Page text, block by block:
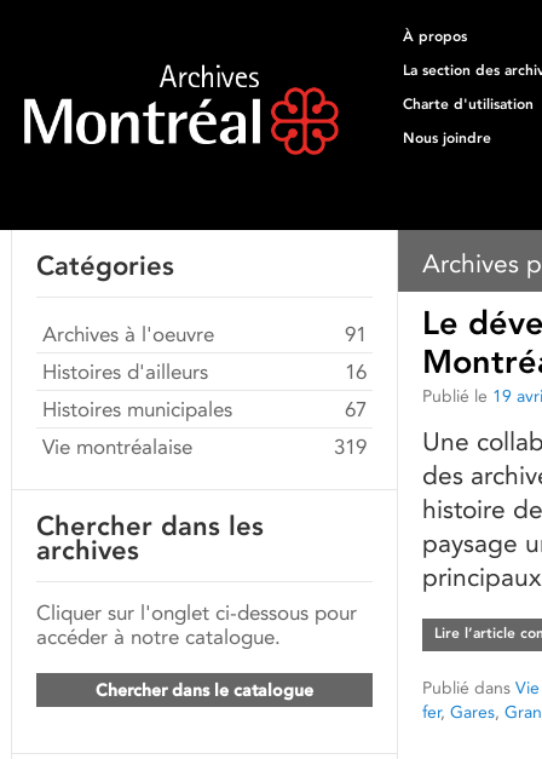
À propos
La section des
Charte d'utilisation
Nous joindre
Archives
Le
Publié le 19
Une
des
histoire
paysage
Lire l’article
Publié dans
fer, Gares,
Catégories
Archives à l'oeuvre
91
Histoires d'ailleurs
16
Histoires municipales
67
Vie montréalaise
319
Chercher dans les
archives
Cliquer sur l'onglet ci-dessous pour
accéder à notre catalogue.
Chercher dans le catalogue